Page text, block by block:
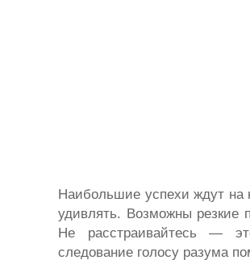
Наибольшие успехи ждут на
удивлять. Возможны резкие
Не расстраивайтесь —
следование голосу разума